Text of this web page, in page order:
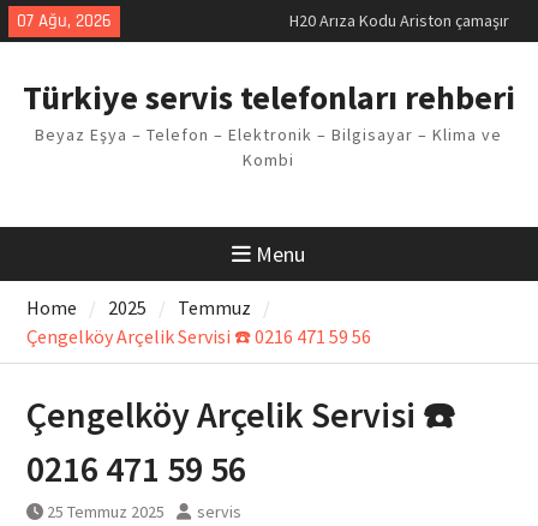
Skip
to
07 Ağu, 2026
LG kombi E2 Arızası Çözümü
Çözüm Yöntemleri
Vaillant çamaşır makinesi E03
Arıza Kodu
Ferroli klima E3 Arızası Çözümü
Türkiye servis telefonları rehberi
Beyaz Eşya – Telefon – Elektronik – Bilgisayar – Klima ve
Kombi
Menu
Home 2025
Temmuz
Çengelköy Arçelik Servisi ☎️ 0216 471 59 56
Çengelköy Arçelik Servisi ☎️
0216 471 59 56
25 Temmuz 2025 servis